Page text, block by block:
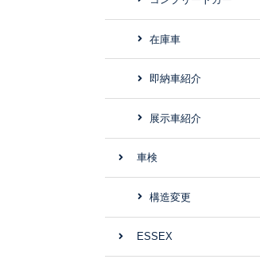
在庫車
即納車紹介
展示車紹介
車検
構造変更
ESSEX